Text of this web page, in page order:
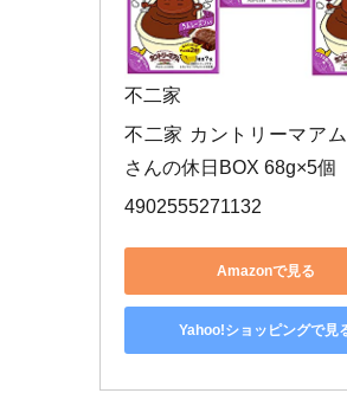
不二家
不二家 カントリーマア
さんの休日BOX 68g×5個
4902555271132
Amazonで見る
Yahoo!ショッピングで見